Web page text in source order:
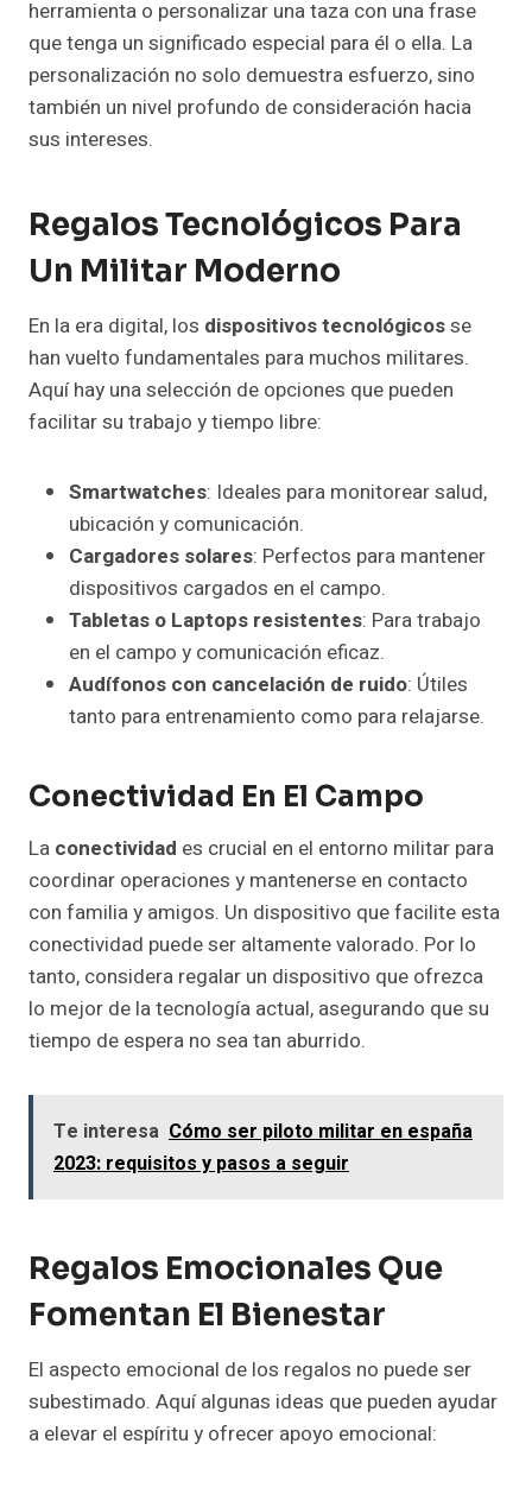
herramienta o personalizar una taza con una frase
que tenga un significado especial para él o ella. La
personalización no solo demuestra esfuerzo, sino
también un nivel profundo de consideración hacia
sus intereses.
Regalos Tecnológicos Para
Un Militar Moderno
En la era digital, los dispositivos tecnológicosse
han vuelto fundamentales para muchos militares.
Aquí hay una selección de opciones que pueden
facilitar su trabajo y tiempo libre:
Smartwatches: Ideales para monitorear salud,
ubicación y comunicación.
Cargadores solares: Perfectos para mantener
dispositivos cargados en el campo.
Tabletas o Laptops resistentes: Para trabajo
en el campo y comunicación eficaz.
Audífonos con cancelación de ruido: Útiles
tanto para entrenamiento como para relajarse.
Conectividad En El Campo
La conectividad es crucial en el entorno militar para
coordinar operaciones y mantenerse en contacto
con familia y amigos. Un dispositivo que facilite esta
conectividad puede ser altamente valorado. Por lo
tanto, considera regalar un dispositivo que ofrezca
lo mejor de la tecnología actual, asegurando que su
tiempo de espera no sea tan aburrido.
Te interesa Cómo ser piloto militar en españa
2023: requisitos y pasos a seguir
Regalos Emocionales Que
Fomentan El Bienestar
El aspecto emocional de los regalos no puede ser
subestimado. Aquí algunas ideas que pueden ayudar
a elevar el espíritu y ofrecer apoyo emocional: